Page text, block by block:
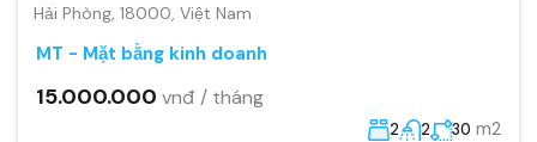
Hải Phòng, 18000, Việt Nam
MT - Mặt bằng kinh doanh
15.000.000 vnđ / tháng
2 2 30 m2